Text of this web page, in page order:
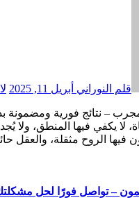
قلم النوراني أبريل 11, 2025
لا يكفي فيها المنطق، ولا
فيها الروح مثقلة، والعقل
– تواصل فورًا لحل